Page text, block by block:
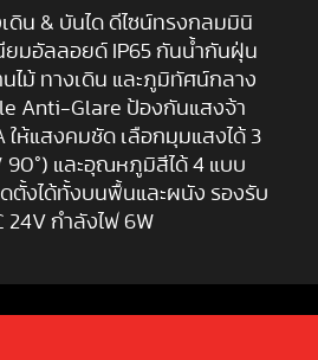
ดิน & บันได ดีไซน์ทรงกลมมินิ
ยมอัลลอยด์ IP65 กันน้ำกันฝุ่น
นไม้ ทางเดิน และภูมิทัศน์กลาง
Anti-Glare ป้องกันแสงจ้า
ให้แสงคมชัด เลือกมุมแสงได้ 3
90°) และอุณหภูมิสีได้ 4 แบบ
งได้ทั้งบนพื้นและผนัง รองรับ
24V กำลังไฟ 6W